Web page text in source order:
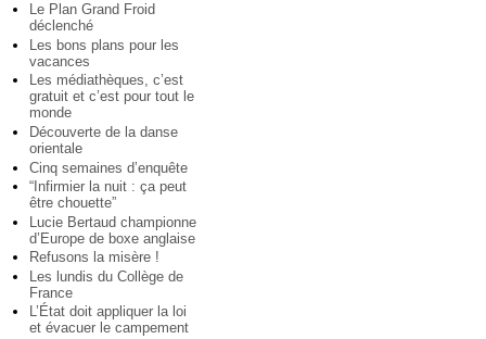
Le Plan Grand Froid
déclenché
Les bons plans pour les
vacances
Les médiathèques, c’est
gratuit et c’est pour tout le
monde
Découverte de la danse
orientale
Cinq semaines d’enquête
“Infirmier la nuit : ça peut
être chouette”
Lucie Bertaud championne
d’Europe de boxe anglaise
Refusons la misère !
Les lundis du Collège de
France
L’État doit appliquer la loi
et évacuer le campement